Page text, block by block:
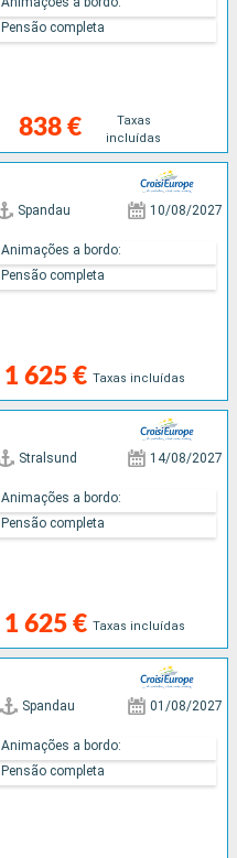
838 €
Taxas
incluídas
Pensão completa
Spandau 10/08/2027
1 625 € Taxas incluídas
Animações a bordo:
Pensão completa
Stralsund 14/08/2027
1 625 € Taxas incluídas
Animações a bordo:
Pensão completa
Spandau 01/08/2027
Animações a bordo:
Pensão completa